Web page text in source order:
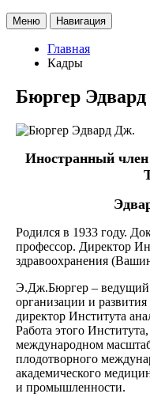
Меню Навигация
Главная
Кадры
Бюргер
Иностранный
Родился в 1933 году.
профессор. Директор
здравоохранения
Э.Дж.Бюргер – ведущий
организации и
директор Института
Работа этого
международном
плодотворного
академического
и промышленности.